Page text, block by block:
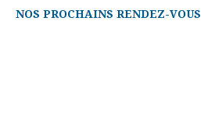
NOS PROCHAINS RENDEZ-VOUS